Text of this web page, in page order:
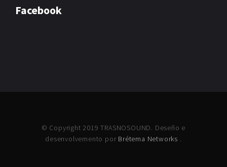
Facebook
© Copyright 2019 TRASNOSOUND. Deseño e
desenvolvemento por Brétema Networks .